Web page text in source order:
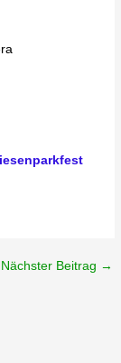
Nächster Beitrag →